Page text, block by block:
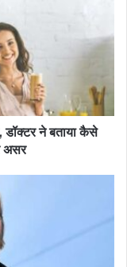
ने बताया कैसे
असर